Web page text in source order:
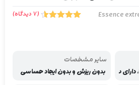
Essence
(
7 دیدگاه)
ب
سایر مشخصات
بدون ریزش و بدون ایجاد حساسی